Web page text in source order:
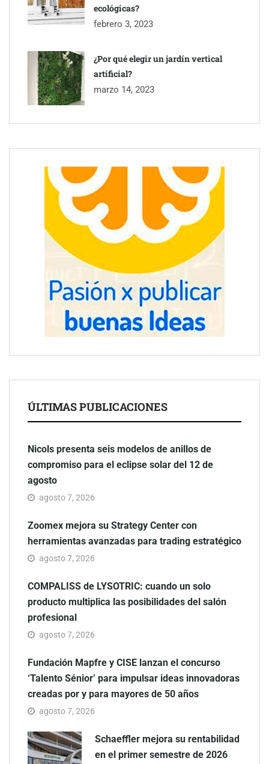
ecológicas?
febrero 3, 2023
¿Por qué elegir un jardín vertical
artificial?
marzo 14, 2023
ÚLTIMAS PUBLICACIONES
Nicols presenta seis modelos de anillos de
compromiso para el eclipse solar del 12 de
agosto
agosto 7, 2026
Zoomex mejora su Strategy Center con
herramientas avanzadas para trading estratégico
agosto 7, 2026
COMPALISS de LYSOTRIC: cuando un solo
producto multiplica las posibilidades del salón
profesional
agosto 7, 2026
Fundación Mapfre y CISE lanzan el concurso
‘Talento Sénior’ para impulsar ideas innovadoras
creadas por y para mayores de 50 años
agosto 7, 2026
Schaeffler mejora su rentabilidad
en el primer semestre de 2026